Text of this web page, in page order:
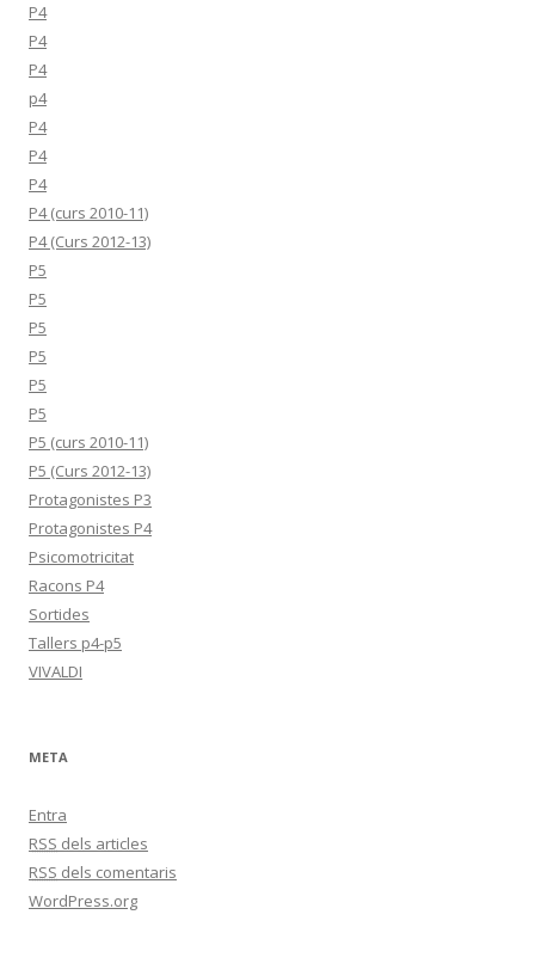
P4
P4
P4
p4
P4
P4
P4
P4 (curs 2010-11)
P4 (Curs 2012-13)
P5
P5
P5
P5
P5
P5
P5 (curs 2010-11)
P5 (Curs 2012-13)
Protagonistes P3
Protagonistes P4
Psicomotricitat
Racons P4
Sortides
Tallers p4-p5
VIVALDI
META
Entra
RSS dels articles
RSS dels comentaris
WordPress.org